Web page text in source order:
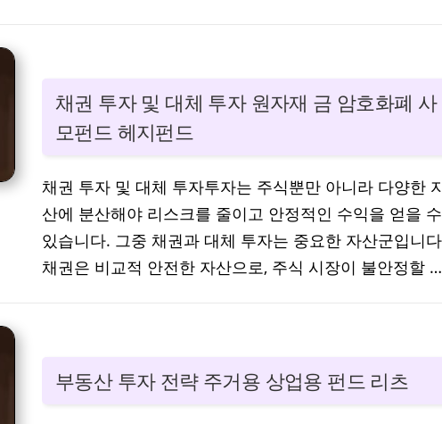
채권 투자 및 대체 투자 원자재 금 암호화폐 사
모펀드 헤지펀드
채권 투자 및 대체 투자투자는 주식뿐만 아니라 다양한
산에 분산해야 리스크를 줄이고 안정적인 수익을 얻을 수
있습니다. 그중 채권과 대체 투자는 중요한 자산군입니
채권은 비교적 안전한 자산으로, 주식 시장이 불안정할 …
부동산 투자 전략 주거용 상업용 펀드 리츠